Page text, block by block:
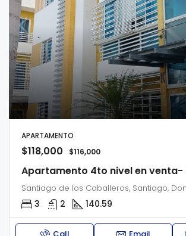
APARTAMENTO
$118,000 $116,000
3 2 140.59